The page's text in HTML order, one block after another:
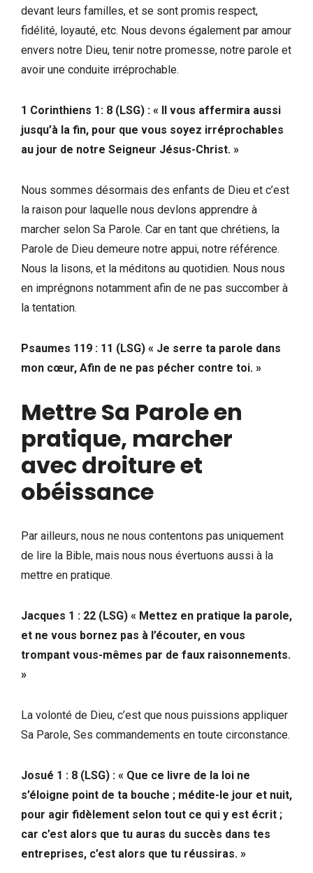
devant leurs familles, et se sont promis respect,
fidélité, loyauté, etc. Nous devons également par amour
envers notre Dieu, tenir notre promesse, notre parole et
avoir une conduite irréprochable.
1 Corinthiens 1: 8 (LSG) : « ll vous affermira aussi
jusqu’à la fin, pour que vous soyez irréprochables
au jour de notre Seigneur Jésus-Christ. »
Nous sommes désormais des enfants de Dieu et c’est
la raison pour laquelle nous devlons apprendre à
marcher selon Sa Parole. Car en tant que chrétiens, la
Parole de Dieu demeure notre appui, notre référence.
Nous la lisons, et la méditons au quotidien. Nous nous
en imprégnons notamment afin de ne pas succomber à
la tentation.
Psaumes 119 : 11 (LSG) « Je serre ta parole dans
mon cœur, Afin de ne pas pécher contre toi. »
Mettre Sa Parole en
pratique, marcher
avec droiture et
obéissance
Par ailleurs, nous ne nous contentons pas uniquement
de lire la Bible, mais nous nous évertuons aussi à la
mettre en pratique.
Jacques 1 : 22 (LSG) « Mettez en pratique la parole,
et ne vous bornez pas à l’écouter, en vous
trompant vous-mêmes par de faux raisonnements.
»
La volonté de Dieu, c’est que nous puissions appliquer
Sa Parole, Ses commandements en toute circonstance.
Josué 1 : 8 (LSG) : « Que ce livre de la loi ne
s’éloigne point de ta bouche ; médite-le jour et nuit,
pour agir fidèlement selon tout ce qui y est écrit ;
car c’est alors que tu auras du succès dans tes
entreprises, c’est alors que tu réussiras. »